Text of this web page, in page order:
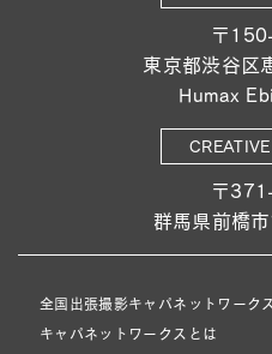
〒
東京都渋谷区
Humax
〒
群馬県前橋
全国出張撮影キャパネットワーク
キャパネットワークスとは